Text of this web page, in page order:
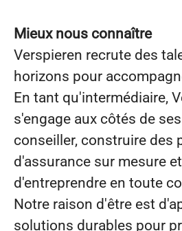
Mieux nous connaître
Verspieren recrute des
horizons pour
En tant qu'intermédiaire,
s'engage aux côtés de
conseiller, construire des
d'assurance sur mesure
d'entreprendre en toute
Notre raison d'être est
solutions durables pour